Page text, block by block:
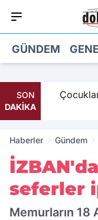
GÜNDEM
SON
DAKİKA
Haberler Gündem
seferler
Memurların